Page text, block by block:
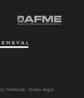
nebbula · Aviso legal